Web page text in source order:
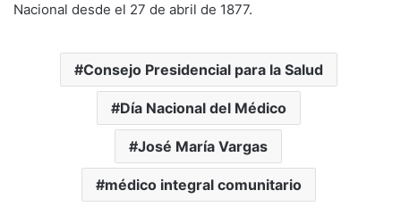
Nacional desde el 27 de abril de 1877.
Consejo Presidencial para la Salud
Día Nacional del Médico
José María Vargas
médico integral comunitario